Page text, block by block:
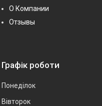
О Компании
Отзывы
Графік роботи
Понеділок
Вівторок